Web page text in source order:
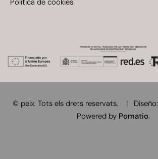
Política de cookies
© peix. Tots els drets reservats. | Diseño:
Powered by Pomatio.